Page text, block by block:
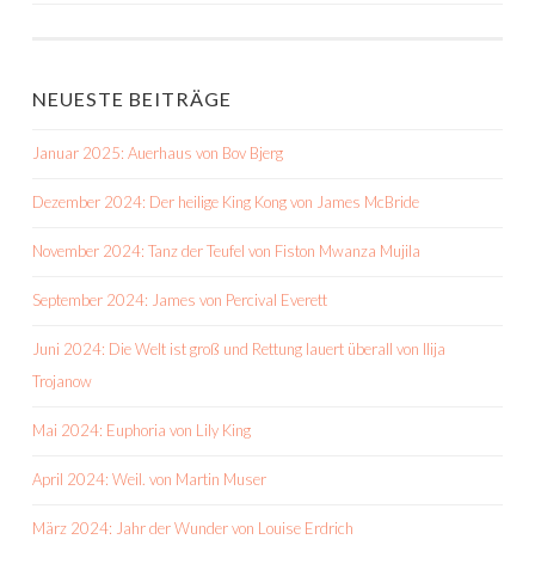
NEUESTE BEITRÄGE
Januar 2025: Auerhaus von Bov Bjerg
Dezember 2024: Der heilige King Kong von James McBride
November 2024: Tanz der Teufel von Fiston Mwanza Mujila
September 2024: James von Percival Everett
Juni 2024: Die Welt ist groß und Rettung lauert überall von Ilija
Trojanow
Mai 2024: Euphoria von Lily King
April 2024: Weil. von Martin Muser
März 2024: Jahr der Wunder von Louise Erdrich